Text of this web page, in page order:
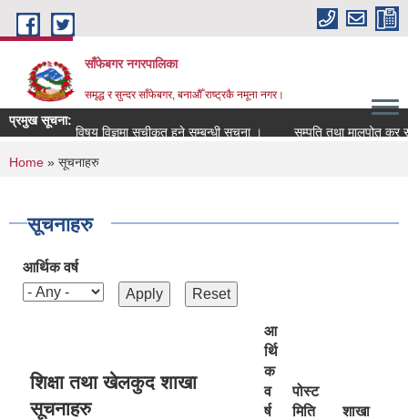
Skip to main content
साँफेबगर नगरपालिका
समृद्ध र सुन्दर साँफेबगर, बनाऔँ राष्ट्रकै नमूना नगर।
प्रमुख सूचना:
विषय विज्ञमा सुचीकृत हुने सम्बन्धी सूचना ।
सम्पति तथा मालपोत कर
You are here
Home » सूचनाहरु
सूचनाहरु
आर्थिक वर्ष
शिक्षा तथा खेलकुद शाखा
सूचनाहरु
आ
र्थि
क
व
र्ष
पोस्ट
मिति
शाखा